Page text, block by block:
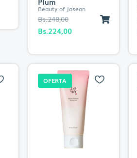
Beauty of Joseon
Bs.248,00
El
precio
Bs.248,00.
Bs.224,00precio
Bs.224,00.
OFERTA